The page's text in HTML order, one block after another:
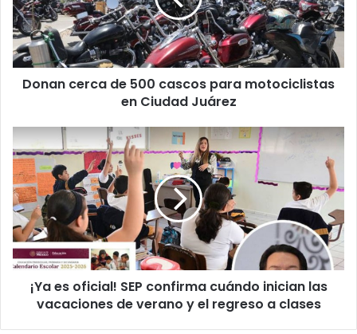
para
motociclistas
en
Ciudad
Juárez
Donan cerca de 500 cascos para motociclistas
en Ciudad Juárez
es
oficial!
SEP
confirma
cuándo
inician
las
vacaciones
verano
¡Ya es oficial! SEP confirma cuándo inician las
vacaciones de verano y el regreso a clases